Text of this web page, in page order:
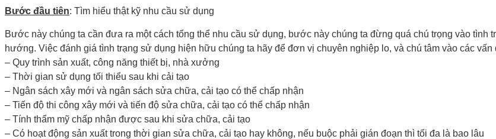
Bước đầu tiên: Tìm hiểu thật kỹ nhu cầu sử dụng
Bước này chúng ta cần đưa ra một cách tổng thể nhu cầu sử dụng, bước này chúng ta đừng quá chú trọng vào tình
hướng. Việc đánh giá tình trạng sử dụng hiện hữu chúng ta hãy để đơn vị chuyên nghiệp lo, và chú tâm vào các vấn
– Quy trình sản xuất, công năng thiết bị, nhà xưởng
– Thời gian sử dụng tối thiểu sau khi cải tạo
– Ngân sách xây mới và ngân sách sửa chữa, cải tạo có thể chấp nhận
– Tiến độ thi công xây mới và tiến độ sửa chữa, cải tạo có thể chấp nhận
– Tính thẩm mỹ chấp nhận được sau khi sửa chữa, cải tạo
– Có hoạt động sản xuất trong thời gian sửa chữa, cải tạo hay không, nếu buộc phải gián đoạn thì tối đa là bao lâu